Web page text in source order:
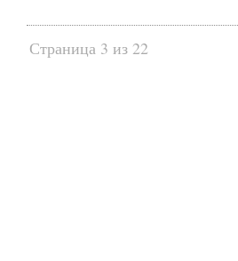
Страница 3 из 22